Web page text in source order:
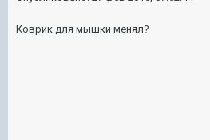
Коврик для мышки менял?